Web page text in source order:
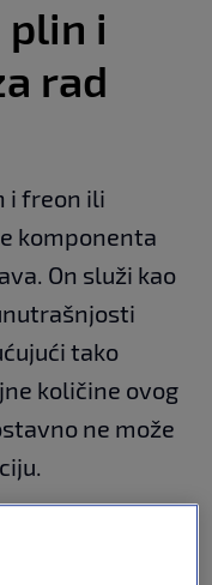
plin i
rad
i freon ili
komponenta
On služi kao
tako
količine ovog
ne može